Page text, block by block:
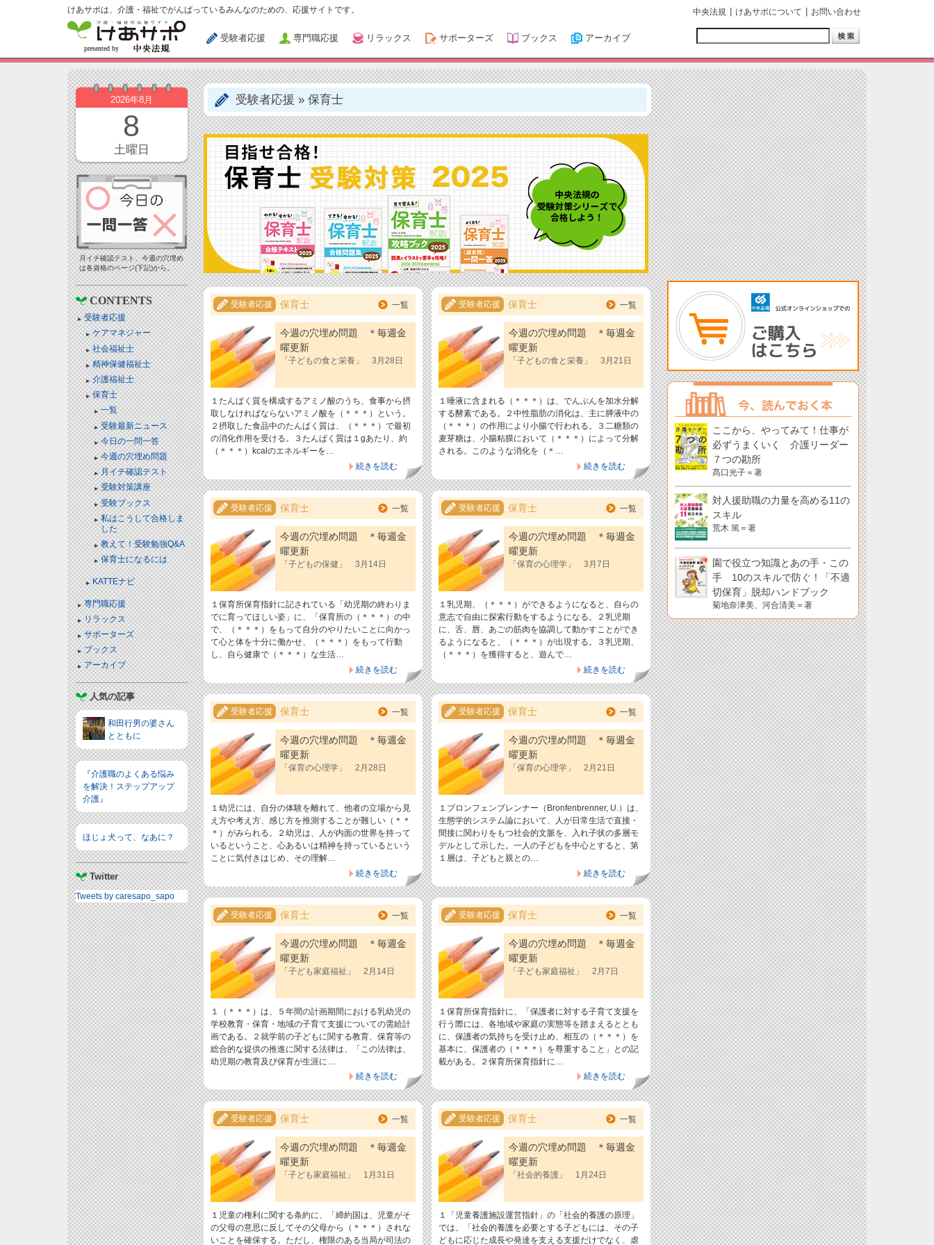
けあサポは、介護・福祉でがんばっているみんなのための、応援サイトです。
受験者応援 専門職応援 リラックス サポーターズ ブックス アーカイブ
中央法規 けあサポについて お問い合わせ
2026年8月
8
土曜日
月イチ確認テスト、今週の穴埋め
は各資格のページ(下記)から。
CONTENTS
受験者応援
ケアマネジャー
社会福祉士
精神保健福祉士
介護福祉士
保育士
一覧
受験最新ニュース
今日の一問一答
今週の穴埋め問題
月イチ確認テスト
受験対策講座
受験ブックス
私はこうして合格しま
した
教えて！受験勉強Q&A
保育士になるには
KATTEナビ
専門職応援
リラックス
サポーターズ
ブックス
アーカイブ
人気の記事
和田行男の婆さん
とともに
『介護職のよくある悩み
を解決！ステップアップ
介護』
ほじょ犬って、なあに？
Twitter
Tweets by caresapo_sapo
受験者応援»保育士
受験者応援 保育士 一覧
今週の穴埋め問題 ＊毎週金
曜更新
「子どもの食と栄養」 3月28日
１たんぱく質を構成するアミノ酸のうち、食事から摂
取しなければならないアミノ酸を（＊＊＊）という。
２摂取した食品中のたんぱく質は、（＊＊＊）で最初
の消化作用を受ける。３たんぱく質は１gあたり、約
（＊＊＊）kcalのエネルギーを…
続きを読む
受験者応援 保育士 一覧
今週の穴埋め問題 ＊毎週金
曜更新
「子どもの食と栄養」 3月21日
１唾液に含まれる（＊＊＊）は、でんぷんを加水分解
する酵素である。２中性脂肪の消化は、主に膵液中の
（＊＊＊）の作用により小腸で行われる。３二糖類の
麦芽糖は、小腸粘膜において（＊＊＊）によって分解
される。このような消化を（＊…
続きを読む
受験者応援 保育士 一覧
今週の穴埋め問題 ＊毎週金
曜更新
「子どもの保健」 3月14日
１保育所保育指針に記されている「幼児期の終わりま
でに育ってほしい姿」に、「保育所の（＊＊＊）の中
で、（＊＊＊）をもって自分のやりたいことに向かっ
て心と体を十分に働かせ、（＊＊＊）をもって行動
し、自ら健康で（＊＊＊）な生活…
続きを読む
受験者応援 保育士 一覧
今週の穴埋め問題 ＊毎週金
曜更新
「保育の心理学」 3月7日
１乳児期、（＊＊＊）ができるようになると、自らの
意志で自由に探索行動をするようになる。２乳児期
に、舌、唇、あごの筋肉を協調して動かすことができ
るようになると、（＊＊＊）が出現する。３乳児期、
（＊＊＊）を獲得すると、遊んで…
続きを読む
受験者応援 保育士 一覧
今週の穴埋め問題 ＊毎週金
曜更新
「保育の心理学」 2月28日
１幼児には、自分の体験を離れて、他者の立場から見
え方や考え方、感じ方を推測することが難しい（＊＊
＊）がみられる。２幼児は、人が内面の世界を持って
いるということ、心あるいは精神を持っているという
ことに気付きはじめ、その理解…
続きを読む
受験者応援 保育士 一覧
今週の穴埋め問題 ＊毎週金
曜更新
「保育の心理学」 2月21日
１ブロンフェンブレンナー（Bronfenbrenner, U.）は、
生態学的システム論において、人が日常生活で直接・
間接に関わりをもつ社会的文脈を、入れ子状の多層モ
デルとして示した。一人の子どもを中心とすると、第
１層は、子どもと親との…
続きを読む
受験者応援 保育士 一覧
今週の穴埋め問題 ＊毎週金
曜更新
「子ども家庭福祉」 2月14日
１（＊＊＊）は、５年間の計画期間における乳幼児の
学校教育・保育・地域の子育て支援についての需給計
画である。２就学前の子どもに関する教育、保育等の
総合的な提供の推進に関する法律は、「この法律は、
幼児期の教育及び保育が生涯に…
続きを読む
受験者応援 保育士 一覧
今週の穴埋め問題 ＊毎週金
曜更新
「子ども家庭福祉」 2月7日
１保育所保育指針に、「保護者に対する子育て支援を
行う際には、各地域や家庭の実態等を踏まえるととも
に、保護者の気持ちを受け止め、相互の（＊＊＊）を
基本に、保護者の（＊＊＊）を尊重すること」との記
載がある。２保育所保育指針に…
続きを読む
受験者応援 保育士 一覧
今週の穴埋め問題 ＊毎週金
曜更新
「子ども家庭福祉」 1月31日
１児童の権利に関する条約に、「締約国は、児童がそ
の父母の意思に反してその父母から（＊＊＊）されな
いことを確保する。ただし、権限のある当局が司法の
受験者応援 保育士 一覧
今週の穴埋め問題 ＊毎週金
曜更新
「社会的養護」 1月24日
１「児童養護施設運営指針」の「社会的養護の原理」
では、「社会的養護を必要とする子どもには、その子
どもに応じた成長や発達を支える支援だけでなく、虐
ここから、やってみて！仕事が
必ずうまくいく 介護リーダー
７つの勘所
髙口光子＝著
対人援助職の力量を高める11の
スキル
荒木 篤＝著
園で役立つ知識とあの手・この
手 10のスキルで防ぐ！「不適
切保育」脱却ハンドブック
菊地奈津美、河合清美＝著